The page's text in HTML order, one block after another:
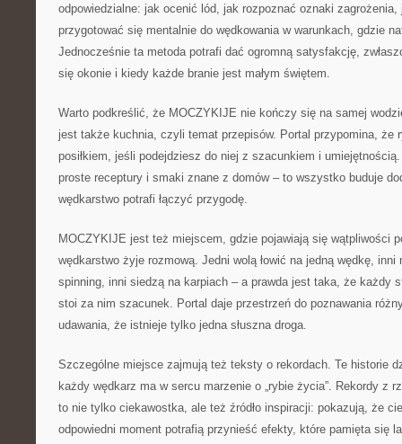
odpowiedzialne: jak ocenić lód, jak rozpoznać oznaki
przygotować się mentalnie do wędkowania w warunkach, gdzie
Jednocześnie ta metoda potrafi dać ogromną satysfakcję,
się okonie i kiedy każde branie jest małym świętem.
Warto podkreślić, że MOCZYKIJE nie kończy się na samej
jest także kuchnia, czyli temat przepisów. Portal przypomina, że
posiłkiem, jeśli podejdziesz do niej z szacunkiem i
proste receptury i smaki znane z domów – to wszystko buduje
wędkarstwo potrafi łączyć przygodę.
MOCZYKIJE jest też miejscem, gdzie pojawiają się wątpliwości
wędkarstwo żyje rozmową. Jedni wolą łowić na jedną wędkę,
spinning, inni siedzą na karpiach – a prawda jest taka, że każdy
stoi za nim szacunek. Portal daje przestrzeń do poznawania
udawania, że istnieje tylko jedna słuszna droga.
Szczególne miejsce zajmują też teksty o rekordach. Te historie
każdy wędkarz ma w sercu marzenie o „rybie życia”. Rekordy z
to nie tylko ciekawostka, ale też źródło inspiracji: pokazują, że
odpowiedni moment potrafią przynieść efekty, które pamięta się